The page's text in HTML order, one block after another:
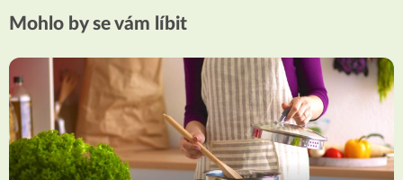
Mohlo by se vám líbit